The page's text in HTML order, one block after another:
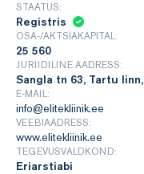
STAATUS:
Registris
OSA-/AKTSIAKAPITAL:
25 560
JURIIDILINE AADRESS:
Sangla tn 63, Tartu
E-MAIL:
info@elitekliinik.ee
VEEBIAADRESS:
www.elitekliinik.ee
TEGEVUSVALDKOND:
Eriarstiabi